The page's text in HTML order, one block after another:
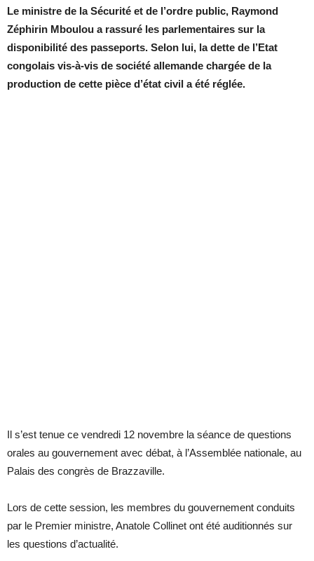
Le ministre de la Sécurité et de l’ordre public, Raymond
Zéphirin Mboulou a rassuré les parlementaires sur la
disponibilité des passeports. Selon lui, la dette de l’Etat
congolais vis-à-vis de société allemande chargée de la
production de cette pièce d’état civil a été réglée.
Il s’est tenue ce vendredi 12 novembre la séance de questions
orales au gouvernement avec débat, à l’Assemblée nationale, au
Palais des congrès de Brazzaville.
Lors de cette session, les membres du gouvernement conduits
par le Premier ministre, Anatole Collinet ont été auditionnés sur
les questions d’actualité.